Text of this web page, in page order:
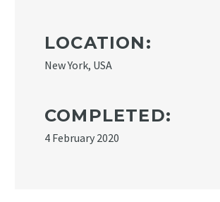
LOCATION:
New York, USA
COMPLETED:
4 February 2020